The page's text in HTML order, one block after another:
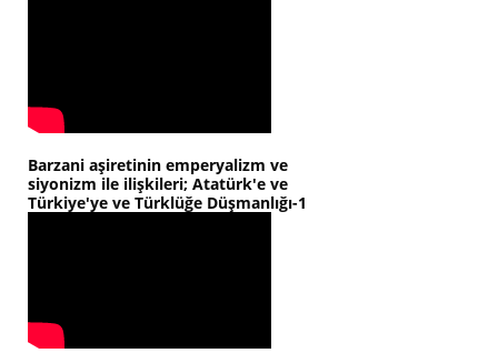
Barzani aşiretinin emperyalizm ve
siyonizm ile ilişkileri; Atatürk'e ve
Türkiye'ye ve Türklüğe Düşmanlığı-1